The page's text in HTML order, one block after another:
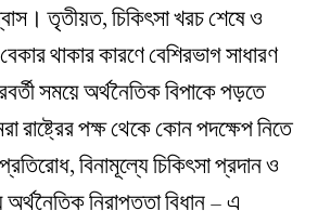
তৃতীয়ত, চিকিৎসা খরচ শেষে ও
থাকার কারণে বেশিরভাগ সাধারণ
সময়ে অর্থনৈতিক বিপাকে পড়তে
পক্ষ থেকে কোন পদক্ষেপ নিতে
বিনামূল্যে চিকিৎসা প্রদান ও
অর্থনৈতিক নিরাপত্তা বিধান – এ